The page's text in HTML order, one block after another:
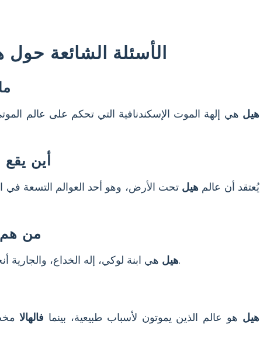
الأسئلة الشائعة
هيل هي إلهة الموت الإسكندنافية التي تحكم على عالم
أين
يُعتقد أن عالم هيل تحت الأرض، وهو أحد العوالم التسعة في
من هم
هيلهي ابنة لوكي، إله الخداع، والجارية أنجر بودا. لديها أخوان: فاينرير الذئب ويورمونغاندّر الأفعى.
هيل هو عالم الذين يموتون لأسباب طبيعية، بينما فالهالا